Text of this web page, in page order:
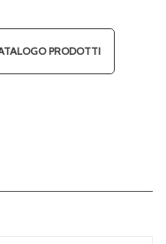
PRODOTTI